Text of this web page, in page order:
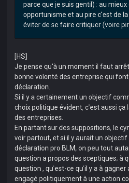
parce que je suis gentil) : au
opportunisme et au pire c'est de
éviter de se faire critiquer (voire
[HS]
Je pense qu'à un moment il faut
bonne volonté des entreprise qui
déclaration.
Si il y a certainement un objectif
choix politique évident, c'est aussi ça
des entreprises.
En partant sur des suppositions, le
voir partout, et si il y aurait un
déclaration pro BLM, on peu tout
question a propos des sceptiques; à
question , qu'est-ce qu'il y a à gagner
engagé politiquement à une action